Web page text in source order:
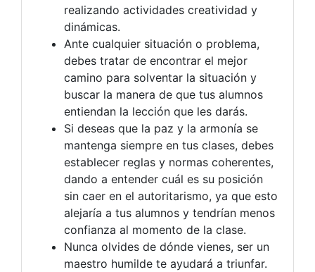
realizando actividades creatividad y
dinámicas.
Ante cualquier situación o problema,
debes tratar de encontrar el mejor
camino para solventar la situación y
buscar la manera de que tus alumnos
entiendan la lección que les darás.
Si deseas que la paz y la armonía se
mantenga siempre en tus clases, debes
establecer reglas y normas coherentes,
dando a entender cuál es su posición
sin caer en el autoritarismo, ya que esto
alejaría a tus alumnos y tendrían menos
confianza al momento de la clase.
Nunca olvides de dónde vienes, ser un
maestro humilde te ayudará a triunfar.